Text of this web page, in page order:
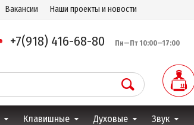
Вакансии Наши проекты и новости
+7(918) 416-68-80 Пн—Пт 10:00—17:00
Клавишные Духовые Звук